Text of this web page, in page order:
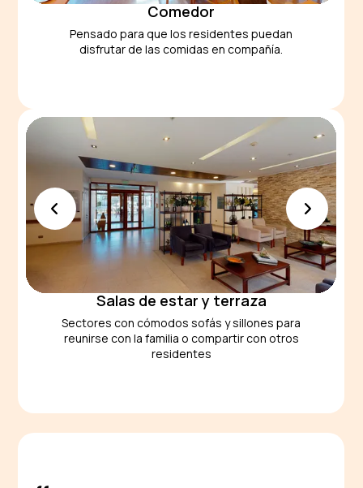
Comedor
Pensado para que los residentes puedan
disfrutar de las comidas en compañía.
Salas de estar y terraza
Sectores con cómodos sofás y sillones para
reunirse con la familia o compartir con otros
residentes